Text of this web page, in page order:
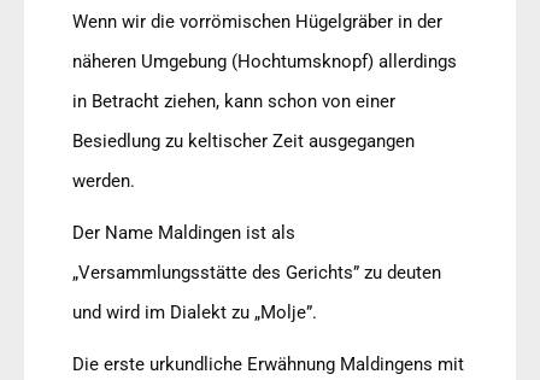
Wenn wir die vorrömischen Hügelgräber in der
näheren Umgebung (Hochtumsknopf) allerdings
in Betracht ziehen, kann schon von einer
Besiedlung zu keltischer Zeit ausgegangen
werden.
Der Name Maldingen ist als
„Versammlungsstätte des Gerichts” zu deuten
und wird im Dialekt zu „Molje”.
Die erste urkundliche Erwähnung Maldingens mit